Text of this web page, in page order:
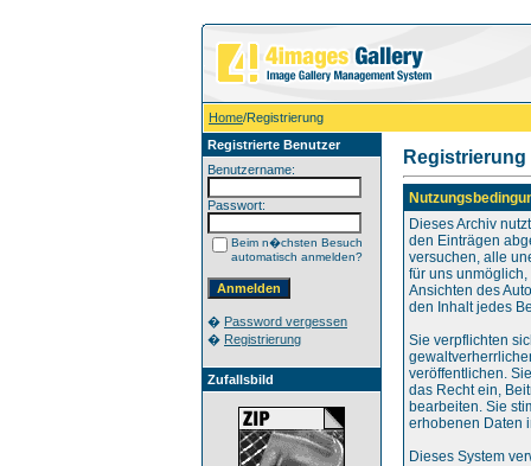
Home/Registrierung
Registrierte Benutzer
Benutzername:
Passwort:
Beim n�chsten Besuch
automatisch anmelden?
� Password vergessen
� Registrierung
Zufallsbild
Registrierung
Dieses Archiv
den Einträgen
versuchen, alle
für uns
Ansichten des
den Inhalt jedes
Sie verpflichten
veröffentlichen.
das Recht ein,
bearbeiten. Sie
erhobenen Daten
Dieses System